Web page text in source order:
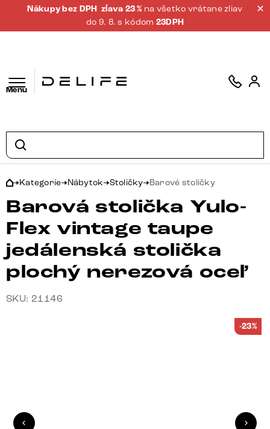
Nákupy bez DPH zĺava 23 % na všetko vrátane zliav
do 9. 8. s kódom 23DPH
Menu
Kategorie Nábytok Stoličky Barové stoličky
Barová stolička Yulo-
Flex vintage taupe
jedálenská stolička
plochý nerezová oceľ
SKU: 21146
-23%